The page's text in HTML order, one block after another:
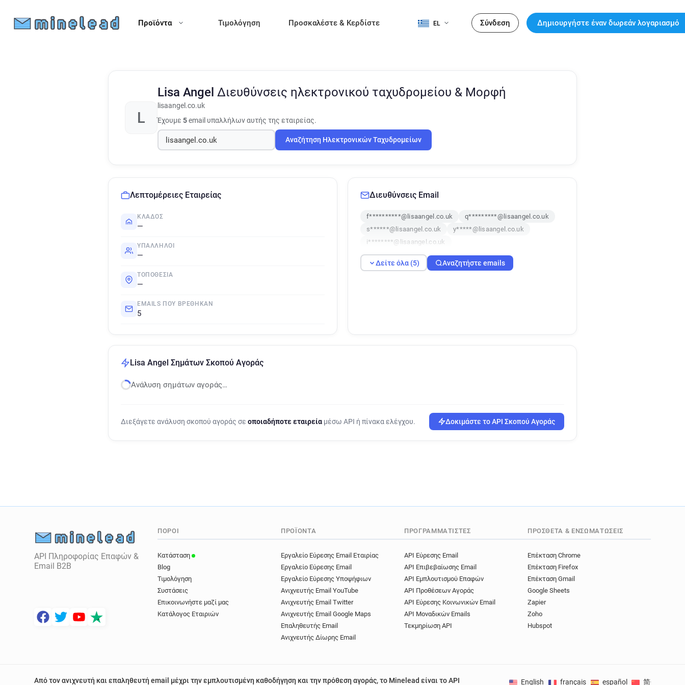
Προϊόντα Τιμολόγηση Προσκαλέστε & Κερδίστε EL Σύνδεση Δημιουργήστε έναν δωρεάν λογαριασμό
L
Lisa Angel Διευθύνσεις ηλεκτρονικού ταχυδρομείου & Μορφή
lisaangel.co.uk
Έχουμε 5email υπαλλήλων αυτής της εταιρείας.
Αναζήτηση Ηλεκτρονικών Ταχυδρομείων
Λεπτομέρειες Εταιρείας
ΚΛΆΔΟΣ
—
ΥΠΆΛΛΗΛΟΙ
—
ΤΟΠΟΘΕΣΊΑ
—
EMAILS ΠΟΥ ΒΡΈΘΗΚΑΝ
5
Διευθύνσεις Email
f**********@lisaangel.co.uk
q*********@lisaangel.co.uk
s******@lisaangel.co.uk
y*****@lisaangel.co.uk
i********@lisaangel.co.uk
Δείτε όλα (5) Αναζητήστε emails
Lisa Angel Σημάτων Σκοπού Αγοράς
Ανάλυση σημάτων αγοράς…
Διεξάγετε ανάλυση σκοπού αγοράς σε οποιαδήποτε εταιρεία μέσω API ή πίνακα ελέγχου. Δοκιμάστε το API Σκοπού Αγοράς
API Πληροφορίας Επαφών &
Email B2B
ΠΌΡΟΙ
Κατάσταση
Blog
Τιμολόγηση
Συστάσεις
Επικοινωνήστε μαζί μας
Κατάλογος Εταιριών
ΠΡΟΪΌΝΤΑ
Εργαλείο Εύρεσης Email Εταιρίας
Εργαλείο Εύρεσης Email
Εργαλείο Εύρεσης Υποψήφιων
Ανιχνευτής Email YouTube
Ανιχνευτής Email Twitter
Ανιχνευτής Email Google Maps
Επαληθευτής Email
Ανιχνευτής Δίωρης Email
ΠΡΟΓΡΑΜΜΑΤΙΣΤΈΣ
API Εύρεσης Email
API Επιβεβαίωσης Email
API Εμπλουτισμού Επαφών
API Προθέσεων Αγοράς
API Εύρεσης Κοινωνικών Email
API Μοναδικών Emails
Τεκμηρίωση API
ΠΡΌΣΘΕΤΑ & ΕΝΣΩΜΑΤΏΣΕΙΣ
Επέκταση Chrome
Επέκταση Firefox
Επέκταση Gmail
Google Sheets
Zapier
Zoho
Hubspot
Από τον ανιχνευτή και επαληθευτή email μέχρι την εμπλουτισμένη καθοδήγηση και την πρόθεση αγοράς, το Minelead είναι το API
English français español 简体中文